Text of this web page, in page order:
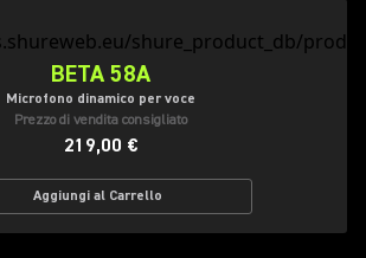
BETA 58A
Microfono dinamico per voce
Prezzo di vendita consigliato
219,00 €
Aggiungi al Carrello